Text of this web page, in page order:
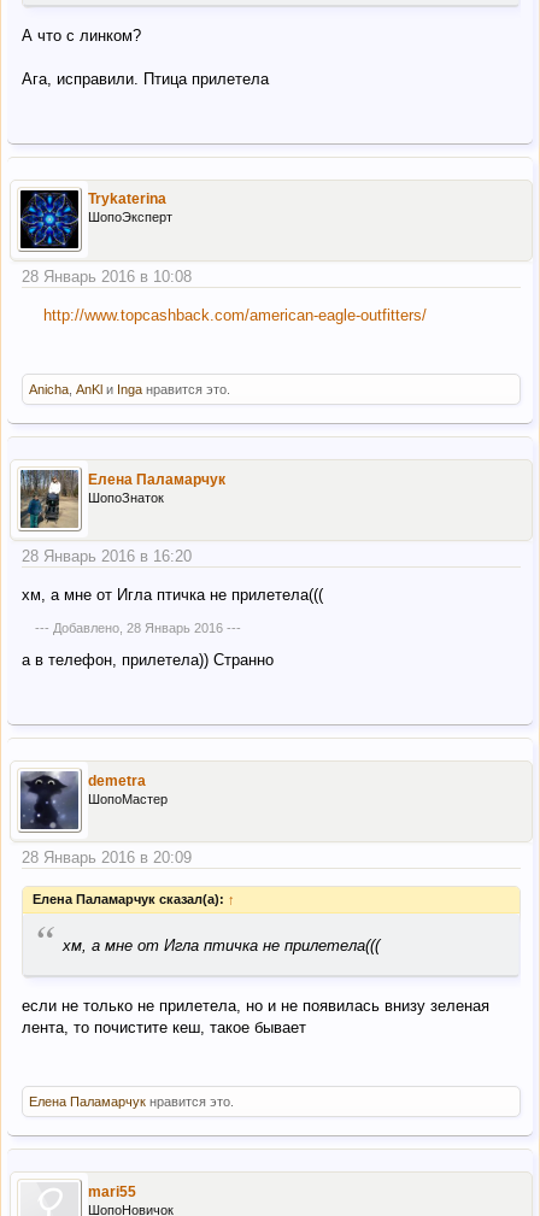
А что с линком?
Ага, исправили. Птица прилетела
Trykaterina
ШопоЭксперт
28 Январь 2016 в 10:08
http://www.topcashback.com/american-eagle-outfitters/
Anicha AnKl и Inga нравится это.
Елена Паламарчук
ШопоЗнаток
28 Январь 2016 в 16:20
хм, а мне от Игла птичка не прилетела(((
--- Добавлено, 28 Январь 2016---
а в телефон, прилетела)) Странно
demetra
ШопоМастер
28 Январь 2016 в 20:09
Елена Паламарчук сказал(а): ↑
“ хм, а мне от Игла птичка не прилетела(((
если не только не прилетела, но и не появилась внизу зеленая
лента, то почистите кеш, такое бывает
Елена Паламарчук нравится это.
mari55
ШопоНовичок